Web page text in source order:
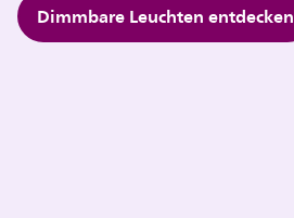
Dimmbare Leuchten entdecken